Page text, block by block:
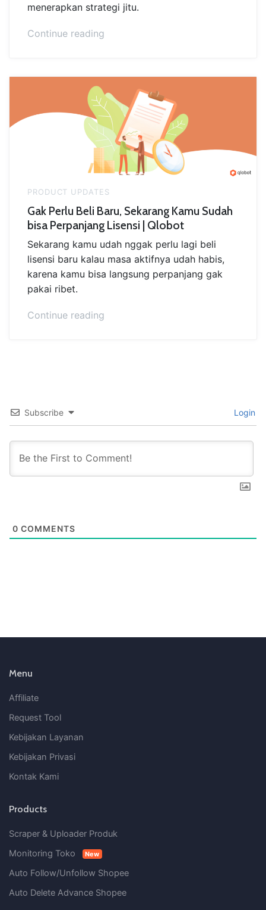
menerapkan strategi jitu.
Continue reading
Shopee
untuk
Menarik
Pelanggan”
PRODUCT UPDATES
Gak Perlu Beli Baru, Sekarang Kamu Sudah
bisa Perpanjang Lisensi | Qlobot
Sekarang kamu udah nggak perlu lagi beli
lisensi baru kalau masa aktifnya udah habis,
karena kamu bisa langsung perpanjang gak
pakai ribet.
Continue reading
|
Qlobot”
Subscribe Login
0 COMMENTS
Menu
Affiliate
Request Tool
Kebijakan Layanan
Kebijakan Privasi
Kontak Kami
Products
Scraper & Uploader Produk
Monitoring Toko
New
Auto Follow/Unfollow Shopee
Auto Delete Advance Shopee